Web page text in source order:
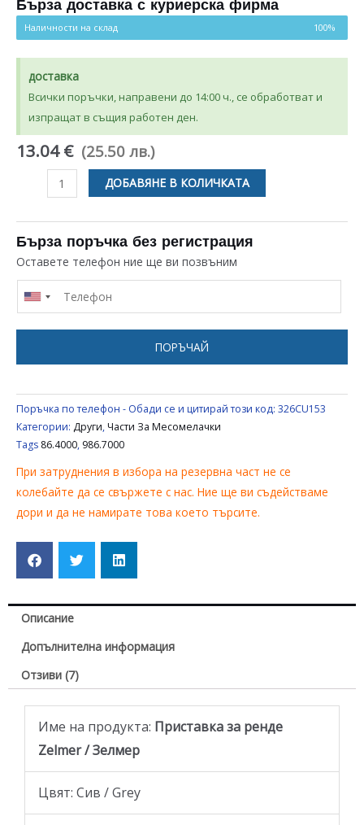
потребителски
оценки
Бърза доставка с куриерска фирма
Наличности на склад 100%
доставка
Всички поръчки, направени до 14:00 ч., се обработват и
изпращат в същия работен ден.
13.04 € (25.50 лв.)
количество
ПРИСТАВКА
ЗА
РЕНДЕ
ZELMER
86.4030
ДОБАВЯНЕ В КОЛИЧКАТА
Бърза поръчка без регистрация
Оставете телефон ние ще ви позвъним
ПОРЪЧАЙ
Поръчка по телефон - Обади се и цитирай този код: 326CU153
Категории: Други,Части За Месомелачки
Tags 86.4000, 986.7000
При затруднения в избора на резервна част не се
колебайте да се свържете с нас. Ние ще ви съдействаме
дори и да не намирате това което търсите.
Описание
Допълнителна информация
Отзиви (7)
Име на продукта: Приставка за ренде
Zelmer / Зелмер
Цвят: Сив / Grey